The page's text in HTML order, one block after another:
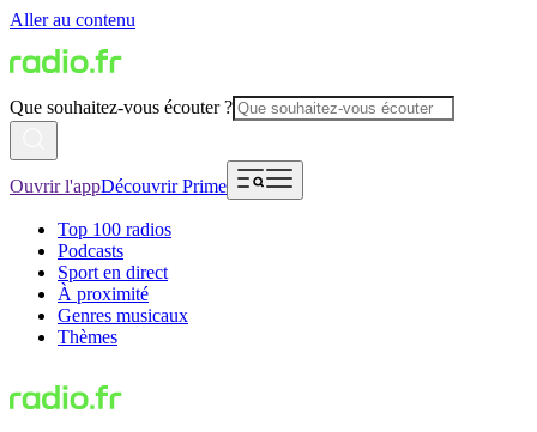
Aller au contenu
Que souhaitez-vous écouter ?
Ouvrir l'appDécouvrir Prime
Top 100 radios
Podcasts
Sport en direct
À proximité
Genres musicaux
Thèmes